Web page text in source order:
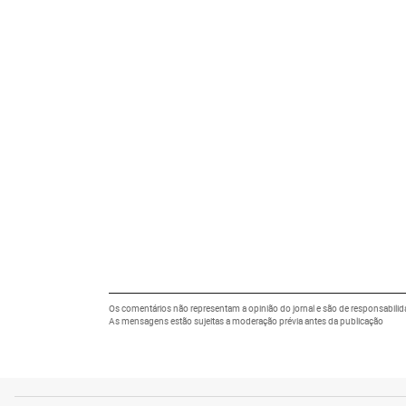
Os comentários não representam a opinião do jornal e são de
As mensagens estão sujeitas a moderação prévia antes da publicação